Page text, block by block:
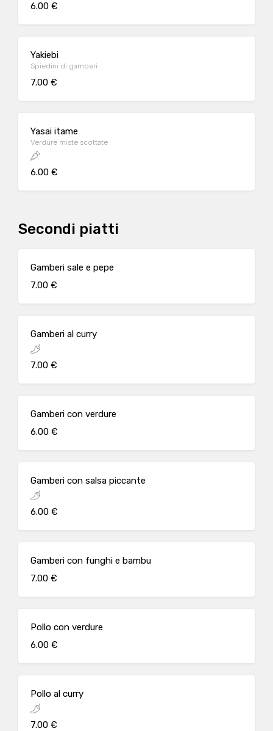
6.00 €
Yakiebi
Spiedini di gamberi
7.00 €
Yasai itame
Verdure miste scottate
6.00 €
Secondi piatti
Gamberi sale e pepe
7.00 €
Gamberi al curry
7.00 €
Gamberi con verdure
6.00 €
Gamberi con salsa piccante
6.00 €
Gamberi con funghi e bambu
7.00 €
Pollo con verdure
6.00 €
Pollo al curry
7.00 €